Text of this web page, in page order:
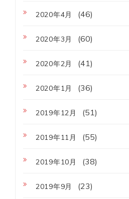
2020年4月 (46)
2020年3月 (60)
2020年2月 (41)
2020年1月 (36)
2019年12月 (51)
2019年11月 (55)
2019年10月 (38)
2019年9月 (23)